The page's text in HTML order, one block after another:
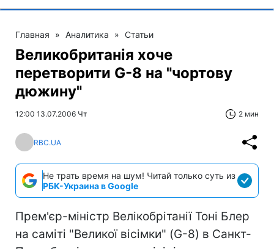
Главная » Аналитика » Статьи
Великобританія хоче
перетворити G-8 на "чортову
дюжину"
12:00 13.07.2006 Чт 2 мин
RBC.UA
Не трать время на шум! Читай только суть из
РБК-Украина в Google
Прем'єр-міністр Велікобрітанії Тоні Блер
на саміті "Великої вісімки" (G-8) в Санкт-